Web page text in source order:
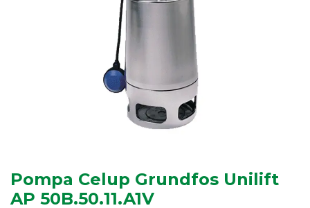
Pompa Celup Grundfos Unilift
AP 50B.50.11.A1V